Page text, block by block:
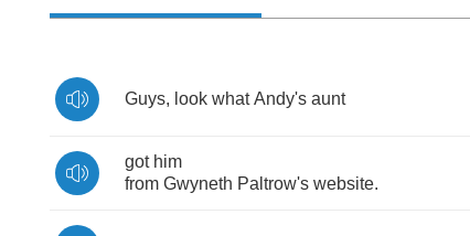
Guys, look what Andy's aunt
got him
from Gwyneth Paltrow's website.